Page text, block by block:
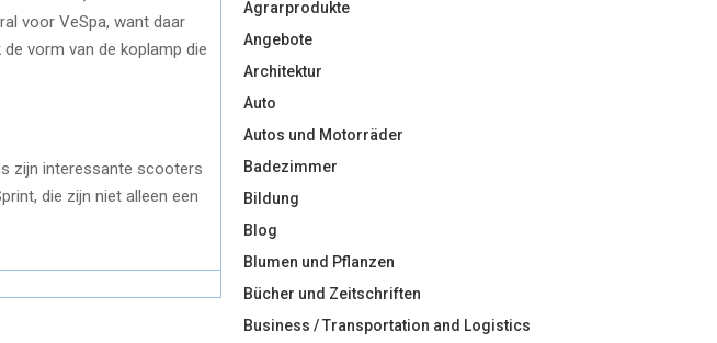
voor VeSpa, want daar
vorm van de koplamp die
zijn interessante scooters
die zijn niet alleen een
Agrarprodukte
Angebote
Architektur
Auto
Autos und Motorräder
Badezimmer
Bildung
Blog
Blumen und Pflanzen
Bücher und Zeitschriften
Business / Transportation and Logistics